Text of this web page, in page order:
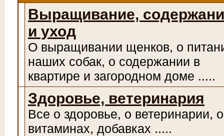
Выращивание,
и уход
О выращивании щенков, о
наших собак, о содержании в
квартире и загородном доме .....
Здоровье, ветеринария
Все о здоровье, о ветеринарии, о
витаминах, добавках .....